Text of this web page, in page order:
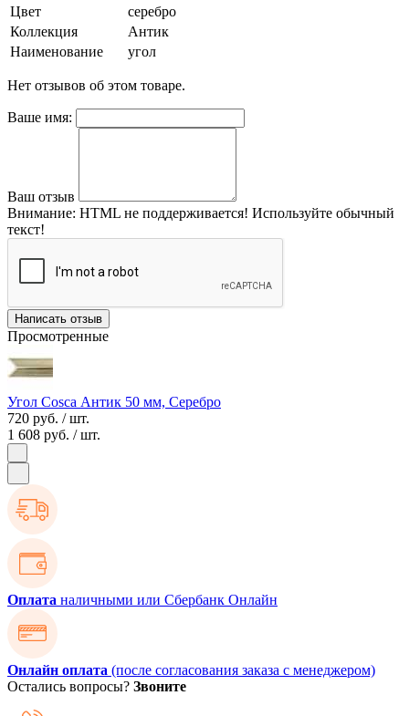
Цвет
серебро
Коллекция
Антик
Наименование
угол
Нет отзывов об этом товаре.
Ваше имя:
Ваш отзыв
Внимание: HTML не поддерживается! Используйте обычный
текст!
Написать отзыв
Просмотренные
Угол Cosca Антик 50 мм, Серебро
720 руб. / шт.
1 608 руб. / шт.
Оплата наличными или Сбербанк Онлайн
Онлайн оплата (после согласования заказа с менеджером)
Остались вопросы? Звоните